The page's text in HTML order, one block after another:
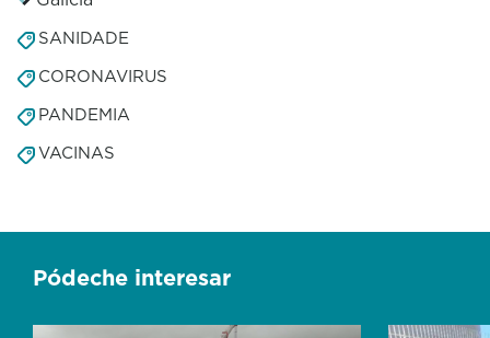
SANIDADE
CORONAVIRUS
PANDEMIA
VACINAS
Pódeche interesar